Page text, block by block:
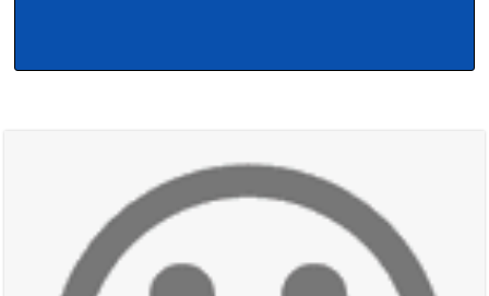
أخبار صيدا عمر مرجان يتصل برئيس النادي الرياضي مهنئا بإحراز